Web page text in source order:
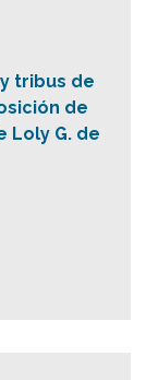
tribus de
de
Loly G. de